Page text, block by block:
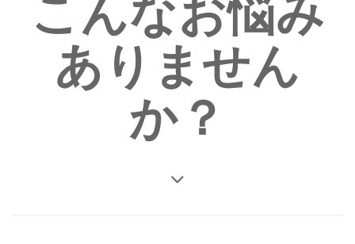
こんなお悩み
ありません
か？